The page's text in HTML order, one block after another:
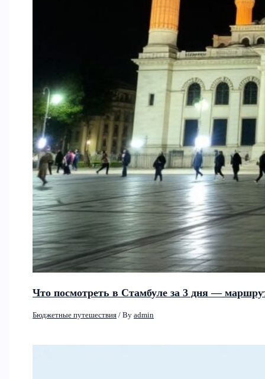
Что посмотреть в Стамбуле за 3 дня —
Бюджетные путешествия / Byadmin